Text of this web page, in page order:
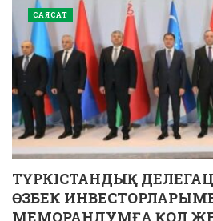
ТҮРКІСТАНДЫҚ
ӨЗБЕК
МЕМОРАНДУМҒА ҚОЛ
САЯСАТ